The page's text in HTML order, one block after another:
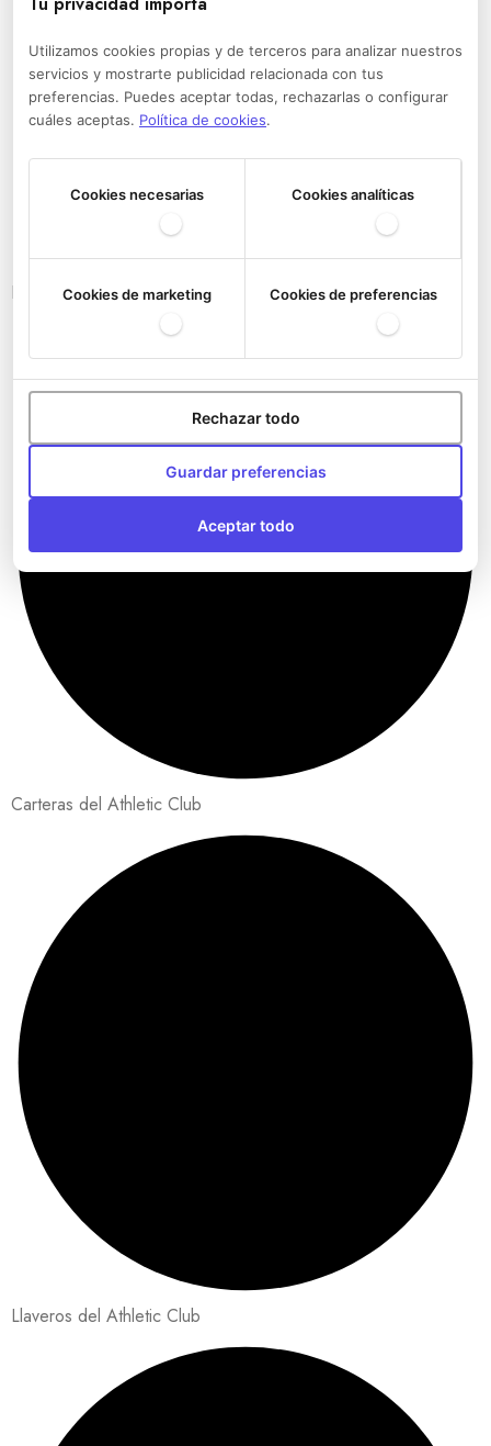
Bandoleras del Athletic Club
Carteras del Athletic Club
Llaveros del Athletic Club
Utilizamos cookies propias y de terceros para analizar nuestros
servicios y mostrarte publicidad relacionada con tus
preferencias. Puedes aceptar todas, rechazarlas o configurar
cuáles aceptas. Política de cookies.
Cookies necesarias Cookies analíticas
Cookies de marketing Cookies de preferencias
Rechazar todo
Guardar preferencias
Aceptar todo